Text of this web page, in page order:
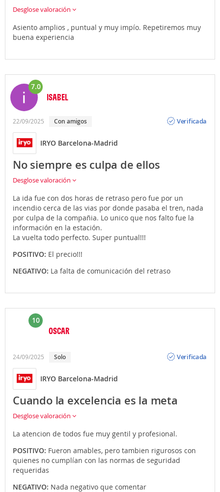
el tráfico paralizado. El billete de metro es especial y
quieres, seguramente te hará dar mucho rodeo y
pasarás por infinidad de paradas... y eso sin contar
taxi(precio medio unos 20? dependiendo de a qué
parte de la ciudad vayas), en
propio (en ese caso infórmate sobre los aparcamientos
de las diferentes terminales). Recuerda que Atrápalo
te ofrece la posibilidad de contratar traslados privados
al realizar la reserva de tu Vuelo + Hotel.
Desglose valoración
Asiento amplios , puntual y muy impío. Repetiremos muy
buena experiencia
7.0
ISABEL
22/09/2025 Con amigos
Verificada
IRYO Barcelona-Madrid
No siempre es culpa de ellos
Desglose valoración
La ida fue con dos horas de retraso pero fue por un
incendio cerca de las vias por donde pasaba el tren, nada
por culpa de la compañia. Lo unico que nos falto fue la
información en la estación.
La vuelta todo perfecto. Super puntual!!!
POSITIVO: El precio!!!
NEGATIVO: La falta de comunicación del retraso
10
OSCAR
24/09/2025 Solo
Verificada
IRYO Barcelona-Madrid
Cuando la excelencia es la meta
Desglose valoración
La atencion de todos fue muy gentil y profesional.
POSITIVO: Fueron amables, pero tambien rigurosos con
quienes no cumplían con las normas de seguridad
requeridas
NEGATIVO: Nada negativo que comentar